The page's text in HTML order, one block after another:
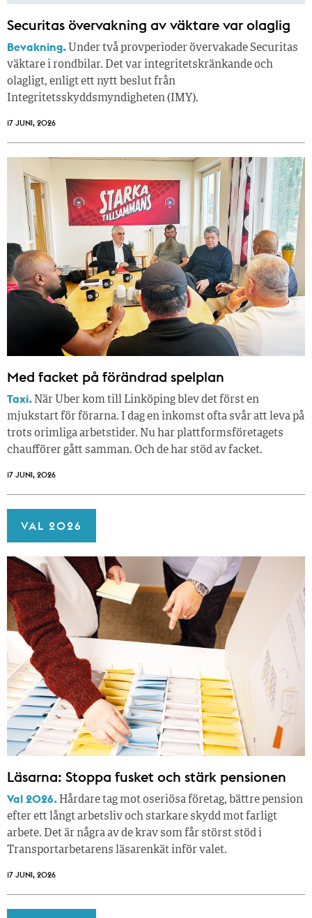
Securitas övervakning av väktare var olaglig
Bevakning. Under två provperioder övervakade Securitas
väktare i rondbilar. Det var integritetskränkande och
olagligt, enligt ett nytt beslut från
Integritetsskyddsmyndigheten (IMY).
17 JUNI, 2026
Med facket på förändrad spelplan
Taxi. När Uber kom till Linköping blev det först en
mjukstart för förarna. I dag en inkomst ofta svår att leva på
trots orimliga arbetstider. Nu har plattformsföretagets
chaufförer gått samman. Och de har stöd av facket.
17 JUNI, 2026
VAL 2026
Läsarna: Stoppa fusket och stärk pensionen
Val 2026. Hårdare tag mot oseriösa företag, bättre pension
efter ett långt arbetsliv och starkare skydd mot farligt
arbete. Det är några av de krav som får störst stöd i
Transportarbetarens läsar­enkät inför valet.
17 JUNI, 2026